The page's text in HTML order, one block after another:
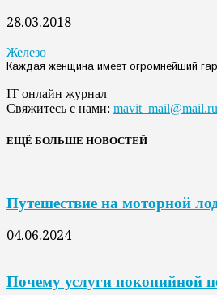
28.03.2018
Железо
Каждая женщина имеет огромнейший
IT онлайн журнал
Свяжитесь с нами: mavit_mail@mail.ru
ЕЩЁ БОЛЬШЕ НОВОСТЕЙ
Путешествие на моторной
04.06.2024
Почему услуги покопийной